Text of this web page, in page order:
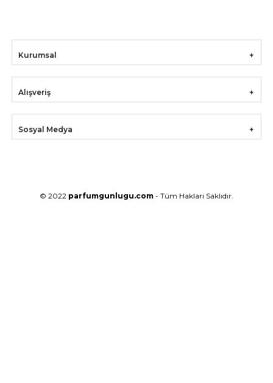
Kurumsal
Alışveriş
Sosyal Medya
© 2022 parfumgunlugu.com - Tüm Hakları Saklıdır.